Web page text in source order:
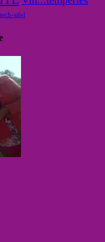
sifel